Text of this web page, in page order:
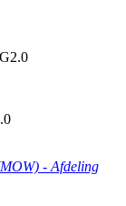
- Afdeling